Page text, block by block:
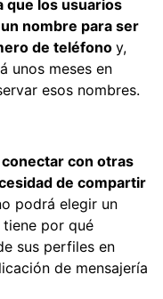
que los usuarios
nombre para ser
de teléfono y,
unos meses en
esos nombres.
con otras
de compartir
podrá elegir un
por qué
sus perfiles en
de mensajería